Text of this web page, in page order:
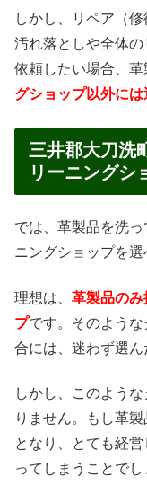
しかし、リペア（
汚れ落としや全体
依頼したい場合、
グショップ以外に
三井郡大刀洗
リーニングシ
では、革製品を洗
ニングショップを
理想は、 革製品のみ
プです。そのよう
合には、迷わず選ん
しかし、このよう
りません。もし革
となり、とても経
ってしまうことでし